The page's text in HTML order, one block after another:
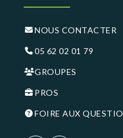
NOUS CONTACTER
05 62 02 01 79
GROUPES
PROS
FOIRE AUX